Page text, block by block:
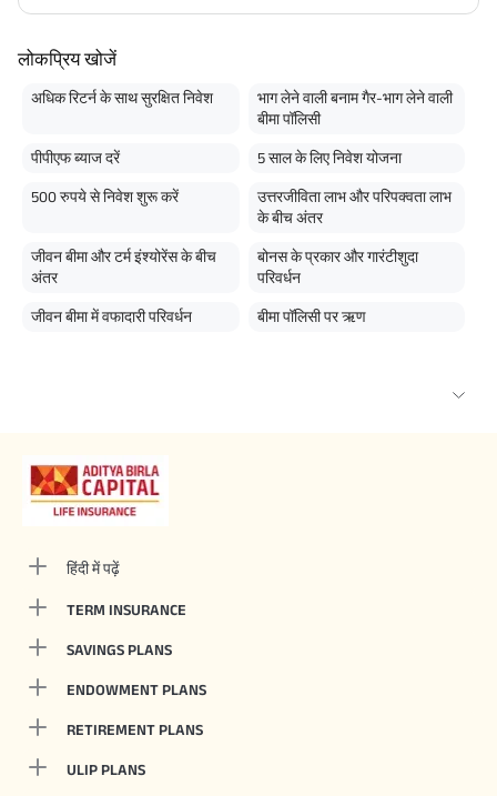
लोकप्रिय खोजें
अधिक रिटर्न के साथ सुरक्षित निवेश
भाग लेने वाली बनाम गैर-भाग लेने वाली
बीमा पॉलिसी
पीपीएफ ब्याज दरें 5 साल के लिए निवेश योजना
500 रुपये से निवेश शुरू करें
उत्तरजीविता लाभ और परिपक्वता लाभ
के बीच अंतर
जीवन बीमा और टर्म इंश्योरेंस के बीच
अंतर
बोनस के प्रकार और गारंटीशुदा
परिवर्धन
जीवन बीमा में वफादारी परिवर्धन बीमा पॉलिसी पर ऋण
हिंदी में पढ़ें
TERM INSURANCE
SAVINGS PLANS
ENDOWMENT PLANS
RETIREMENT PLANS
ULIP PLANS